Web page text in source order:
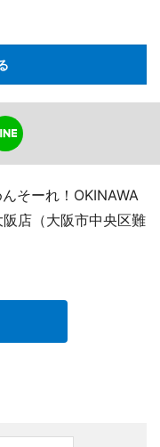
そーれ！OKINAWA
店（大阪市中央区難